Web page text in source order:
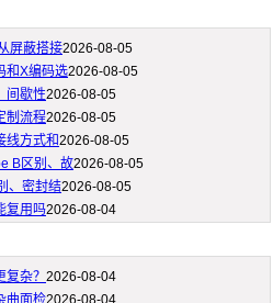
屏蔽搭接2026-08-05
和X编码选2026-08-05
间歇性2026-08-05
制流程2026-08-05
线方式和2026-08-05
B区别、故2026-08-05
、密封结2026-08-05
复用吗2026-08-04
杂？ 2026-08-04
曲面检2026-08-04